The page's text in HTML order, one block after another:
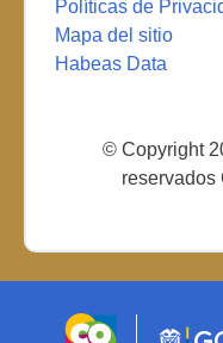
Políticas de
Mapa del sitio
Habeas Data
© Copyright
reservados